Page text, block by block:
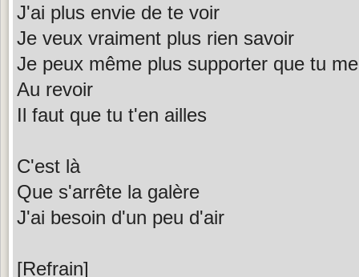
J'ai plus envie de te voir
Je veux vraiment plus rien savoir
Je peux même plus supporter que tu
Au revoir
Il faut que tu t'en ailles
C'est là
Que s'arrête la galère
J'ai besoin d'un peu d'air
[Refrain]